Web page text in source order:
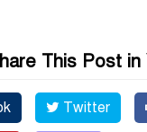
This Post in
Twitter